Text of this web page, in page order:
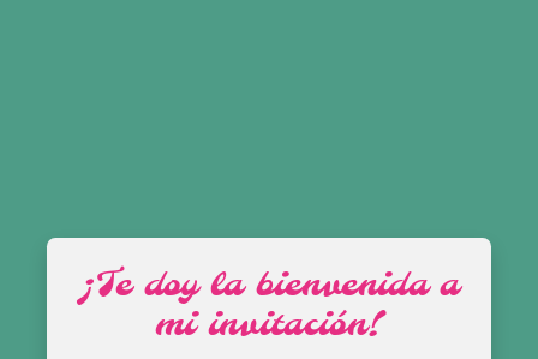
¡Te doy la bienvenida a
mi invitación!